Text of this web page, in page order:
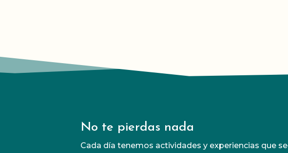
No te pierdas nada
Cada día tenemos actividades y experiencias que